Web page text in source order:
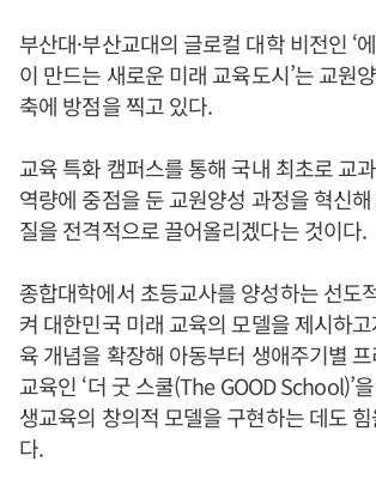
부산대·부산교대의 글로컬 대학 비전인 ‘
이 만드는 새로운 미래 교육도시’는 교원
축에 방점을 찍고 있다.
교육 특화 캠퍼스를 통해 국내 최초로 교
역량에 중점을 둔 교원양성 과정을 혁신
질을 전격적으로 끌어올리겠다는 것이다.
종합대학에서 초등교사를 양성하는 선도
켜 대한민국 미래 교육의 모델을 제시하
육 개념을 확장해 아동부터 생애주기별
교육인 ‘더 굿 스쿨(The GOOD School)’
생교육의 창의적 모델을 구현하는 데도
다.